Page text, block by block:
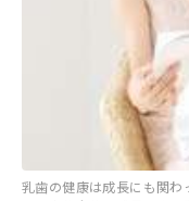
乳歯の健康は成長にも関